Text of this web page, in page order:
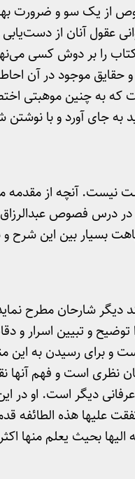
از یک سو و ضرورت
عقول آنان از
را بر دوش کسی
حقایق موجود در آن
به چنین موهبتی
جای آورد و با نوشتن
دست نیست. آنچه از
درس فصوص
بسیار بین این شرح و
دیگر شارحان مطرح
و تبیین اسرار و
و برای رسیدن به این
نظری است و فهم
دیگر است. او در
علیها هذه الطائفه
بحیث یعلم منها